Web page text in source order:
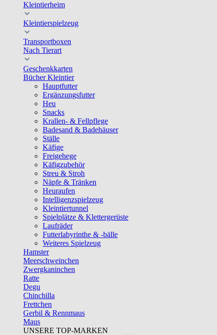
Kleintierheim
Kleintierspielzeug
Transportboxen
Nach Tierart
Geschenkkarten
Bücher Kleintier
Hauptfutter
Ergänzungsfutter
Heu
Snacks
Krallen- & Fellpflege
Badesand & Badehäuser
Ställe
Käfige
Freigehege
Käfigzubehör
Streu & Stroh
Näpfe & Tränken
Heuraufen
Intelligenzspielzeug
Kleintiertunnel
Spielplätze & Klettergerüste
Laufräder
Futterlabyrinthe & -bälle
Weiteres Spielzeug
Hamster
Meerschweinchen
Zwergkaninchen
Ratte
Degu
Chinchilla
Frettchen
Gerbil & Rennmaus
Maus
UNSERE TOP-MARKEN